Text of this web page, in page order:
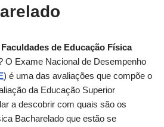
de Educação Física
O Exame Nacional de Desempenho
) é uma das avaliações que compõe o
da Educação Superior
a descobrir com quais são os
Bacharelado que estão se